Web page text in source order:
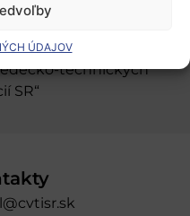
ÚDAJOV
Slovensko. Portál
technických
SR“